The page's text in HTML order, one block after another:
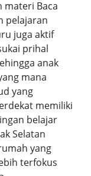
materi Baca
pelajaran
juga aktif
prihal
anak
mana
yang
memiliki
belajar
Selatan
yang
terfokus